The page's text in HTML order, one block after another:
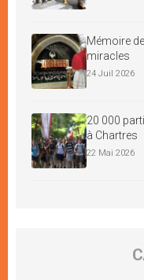
Mémoire
miracles
24 Juil 2026
20 000
à Chartres
22 Mai 2026